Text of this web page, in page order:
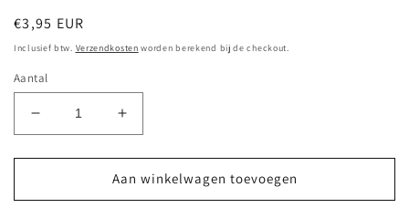
Normale
prijs
€3,95 EUR
Inclusief btw. Verzendkosten worden berekend bij de checkout.
Aantal
Aantal
verlagen
voor
appelsap
Aantal
verhogen
voor
Cranberry
appelsap
Aan winkelwagen toevoegen